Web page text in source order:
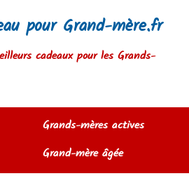
pour Grand-mère.fr
cadeaux pour les Grands-
Grands-mères actives
Grand-mère âgée